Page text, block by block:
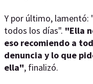
Y por último, lamentó:
todos los días". "Ella
eso recomiendo a
denuncia y lo que
ella", finalizó.